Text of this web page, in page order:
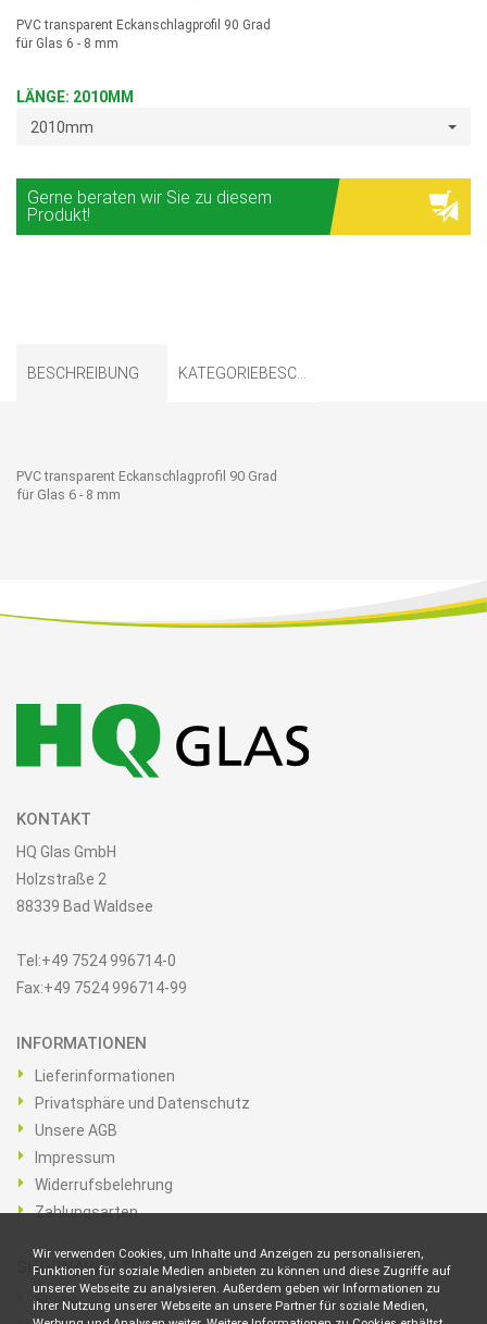
PVC transparent Eckanschlagprofil 90 Grad
für Glas 6 - 8 mm
LÄNGE: 2010MM
2010mm
Gerne beraten wir Sie zu diesem
Produkt!
BESCHREIBUNG KATEGORIEBESCHREIBUNG
PVC transparent Eckanschlagprofil 90 Grad
für Glas 6 - 8 mm
KONTAKT
HQ Glas GmbH
Holzstraße 2
88339 Bad Waldsee
Tel:+49 7524 996714-0
Fax:+49 7524 996714-99
INFORMATIONEN
Lieferinformationen
Privatsphäre und Datenschutz
Unsere AGB
Impressum
Widerrufsbelehrung
Zahlungsarten
SHOPNAVIGATION
Suche
Wir verwenden Cookies, um Inhalte und Anzeigen zu personalisieren,
Funktionen für soziale Medien anbieten zu können und diese Zugriffe auf
unserer Webseite zu analysieren. Außerdem geben wir Informationen zu
ihrer Nutzung unserer Webseite an unsere Partner für soziale Medien,